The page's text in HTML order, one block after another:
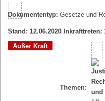
Dokumententyp: Gesetze und
Stand: 12.06.2020 Inkrafttreten:
Außer Kraft
Themen: